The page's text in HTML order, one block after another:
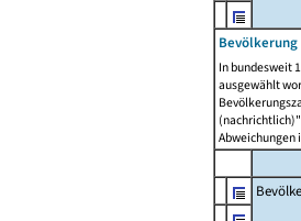
In bundesweit
ausgewählt
Abweichungen